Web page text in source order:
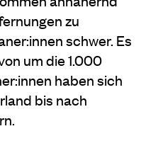
zu
schwer. Es
um die 1.000
haben sich
bis nach